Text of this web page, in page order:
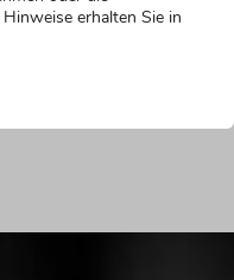
erhalten Sie in